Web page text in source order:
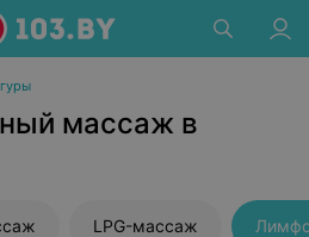
массаж в
LPG-массаж